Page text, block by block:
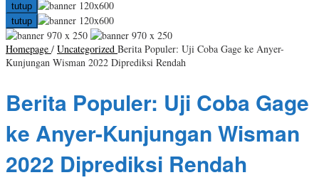
tutup
tutup
Homepage / Uncategorized Berita Populer: Uji Coba Gage ke Anyer-
Kunjungan Wisman 2022 Diprediksi Rendah
Berita Populer: Uji Coba Gage
ke Anyer-Kunjungan Wisman
2022 Diprediksi Rendah